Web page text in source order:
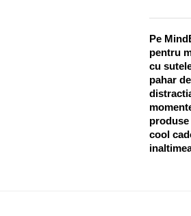
Pe
pentru
cu
pahar
cool